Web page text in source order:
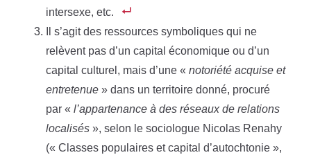
intersexe, etc.
Il s’agit des ressources symboliques qui ne
relèvent pas d’un capital économique ou d’un
capital culturel, mais d’une « notoriété acquise et
entretenue » dans un territoire donné, procuré
par « l’appartenance à des réseaux de relations
localisés », selon le sociologue Nicolas Renahy
(« Classes populaires et capital d’autochtonie »,